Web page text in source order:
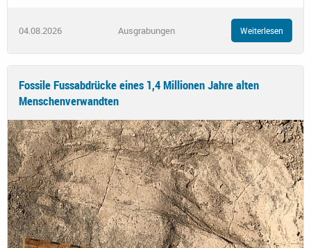
04.08.2026 Ausgrabungen Weiterlesen
Fossile Fussabdrücke eines 1,4 Millionen Jahre alten
Menschenverwandten